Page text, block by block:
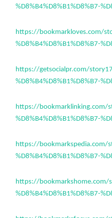
%D8%B4%D8%B1%D8%B7-
https://bookmarkloves.com/
%D8%B4%D8%B1%D8%B7-
https://getsocialpr.com/
%D8%B4%D8%B1%D8%B7-
https://bookmarklinking.com/
%D8%B4%D8%B1%D8%B7-
https://bookmarkspedia.com/
%D8%B4%D8%B1%D8%B7-
https://bookmarkshome.com/
%D8%B4%D8%B1%D8%B7-